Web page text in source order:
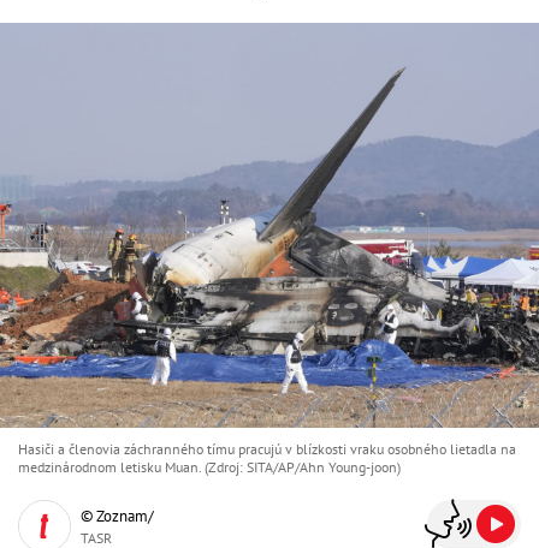
Hasiči a členovia záchranného tímu pracujú v blízkosti vraku osobného lietadla na
medzinárodnom letisku Muan. (Zdroj: SITA/AP/Ahn Young-joon)
© Zoznam/
TASR